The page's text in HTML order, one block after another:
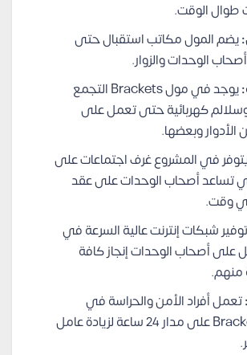
طوال الوقت.
يضم المول مكاتب استقبال حتى
الوحدات والزوار.
يوجد في مول Brackets التجمع
كهربائية حتى تعمل على
وبعضها.
في المشروع غرف اجتماعات على
أصحاب الوحدات على عقد
وقت.
توفير شبكات إنترنت عالية السرعة في
أصحاب الوحدات إنجاز كافة
منهم.
تعمل أفراد الأمن والحراسة في
Brackets New Cairo على مدار 24 ساعة لزيادة عامل